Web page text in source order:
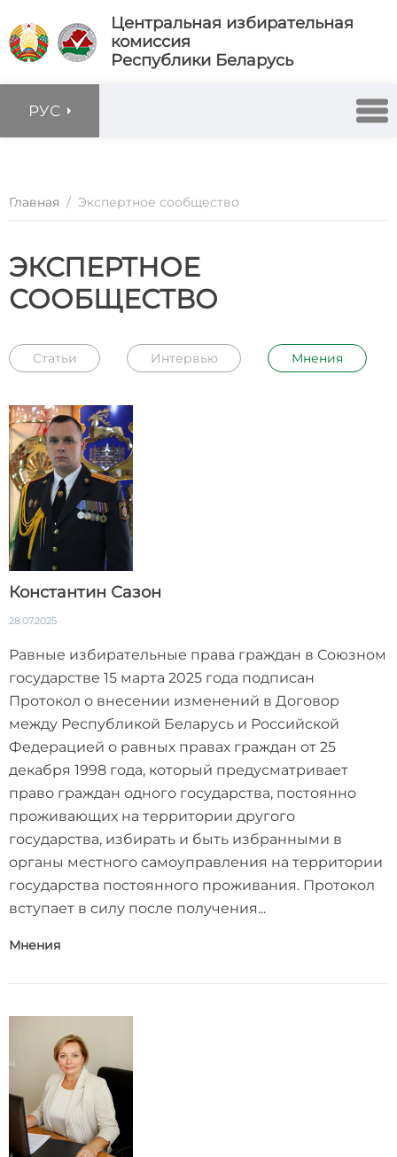
Центральная избирательная
комиссия
Республики Беларусь
РУС
Главная / Экспертное сообщество
ЭКСПЕРТНОЕ
СООБЩЕСТВО
Статьи Интервью Мнения
Константин Сазон
28.07.2025
Равные избирательные права граждан в Союзном
государстве 15 марта 2025 года подписан
Протокол о внесении изменений в Договор
между Республикой Беларусь и Российской
Федерацией о равных правах граждан от 25
декабря 1998 года, который предусматривает
право граждан одного государства, постоянно
проживающих на территории другого
государства, избирать и быть избранными в
органы местного самоуправления на территории
государства постоянного проживания. Протокол
вступает в силу после получения...
Мнения